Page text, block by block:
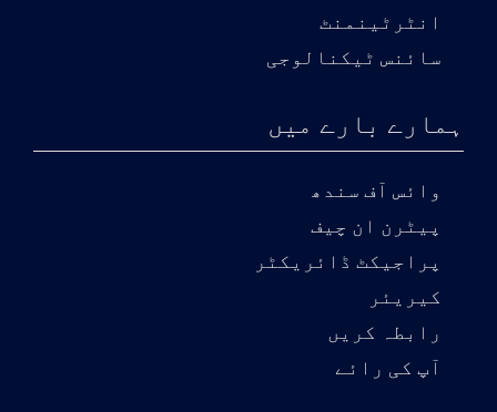
انٹرٹینمنٹ
سائنس ٹیکنالوجی
ہمارے بارے میں
وائس آف سندھ
پیٹرن ان چیف
پراجیکٹ ڈائریکٹر
کیریئر
رابطہ کریں
آپ کی رائے